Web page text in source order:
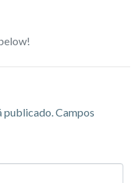
publicado.Campos